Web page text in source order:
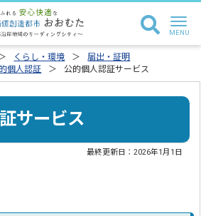
くらし・環境
届出・証明
個人認証
公的個人認証サービス
サービス
最終更新日：2026年1月1日